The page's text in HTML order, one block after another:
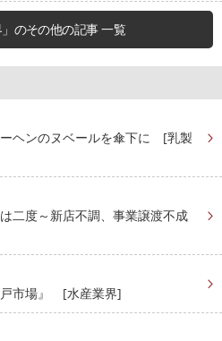
」のその他の記事 一覧
ヘンのヌベールを傘下に [乳製
二度～新店不調、事業譲渡不成
戸市場』 [水産業界]